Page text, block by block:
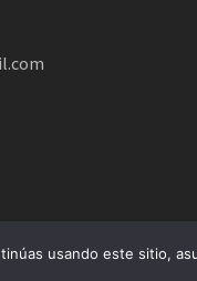
usando este sitio,